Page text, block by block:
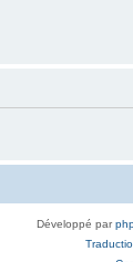
Développé par